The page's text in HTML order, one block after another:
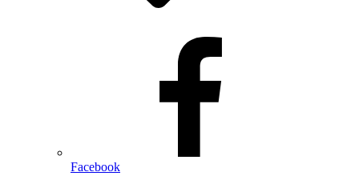
Facebook